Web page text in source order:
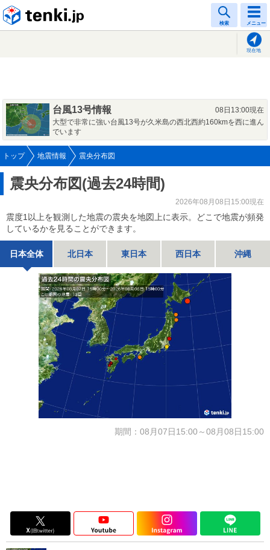
検索 メニュー
現在地
台風13号情報
08日13:00現在
大型で非常に強い台風13号が久米島の西北西約160kmを西に進ん
でいます
トップ 地震情報 震央分布図
震央分布図(過去24時間)
2026年08月08日15:00現在
震度1以上を観測した地震の震央を地図上に表示。どこで地震が頻発
しているかを見ることができます。
日本全体 北日本 東日本 西日本 沖縄
期間：08月07日15:00～08月08日15:00